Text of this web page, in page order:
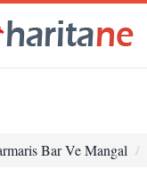
Bar Ve Mangal